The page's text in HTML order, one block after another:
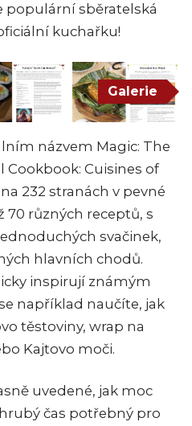
sběratelská
kuchařku!
Galerie
názvem Magic: The
Cookbook: Cuisines of
232 stranách v pevné
70 různých receptů, s
svačinek,
hlavních chodů.
inspirují známým
například naučíte, jak
těstoviny, wrap na
Kajtovo moči.
uvedené, jak moc
čas potřebný pro